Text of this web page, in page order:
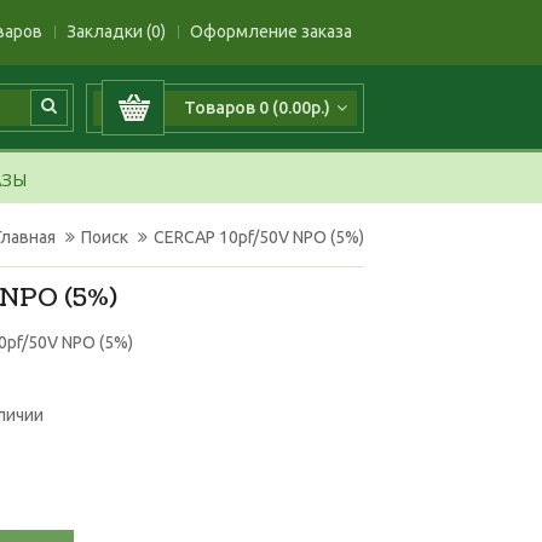
Закладки (0) Оформление заказа
Товаров 0 (0.00р.)
Поиск CERCAP 10pf/50V NPO (5%)
(5%)
50V NPO (5%)